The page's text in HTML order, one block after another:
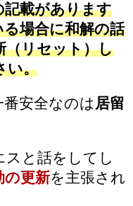
記載があります
場合に和解の話
（リセット）し
い。
安全なのは 居留
スと話をしてし
の更新を主張され